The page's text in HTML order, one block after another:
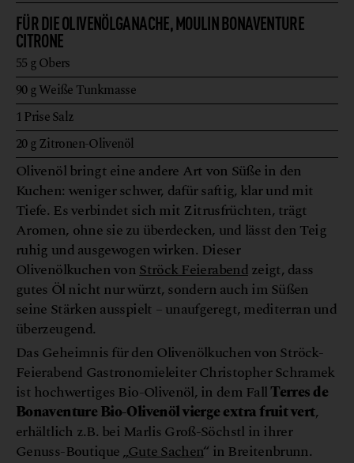
Olivenöl bringt eine andere Art von Süße in den
Kuchen: weniger schwer, dafür saftig, klar und mit
Tiefe. Es verbindet sich mit Zitrusfrüchten, trägt
Aromen, ohne sie zu überdecken, und lässt den Teig
ruhig und ausgewogen wirken. Dieser
Olivenölkuchen vonStröck Feierabendzeigt, dass
gutes Öl nicht nur würzt, sondern auch im Süßen
seine Stärken ausspielt – unaufgeregt, mediterran und
überzeugend.
Das Geheimnis für den Olivenölkuchen von Ströck-
Feierabend Gastronomieleiter Christopher Schramek
ist hochwertiges Bio-Olivenöl, in dem FallTerres de
Bonaventure Bio-Olivenöl vierge extra fruit vert,
erhältlich z.B. bei Marlis Groß-Söchstl in ihrer
Genuss-Boutique „Gute Sachen“ in Breitenbrunn.
FÜR DIE OLIVENÖLGANACHE, MOULIN BONAVENTURE
CITRONE
55 gObers
90gWeiße Tunkmasse
1 PriseSalz
20gZitronen-Olivenöl